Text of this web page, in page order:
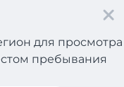
для просмотра
пребывания